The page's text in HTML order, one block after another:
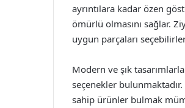
ayrıntılara kadar özen
ömürlü olmasını sağlar.
uygun parçaları
Modern ve şık
seçenekler
sahip ürünler bulmak